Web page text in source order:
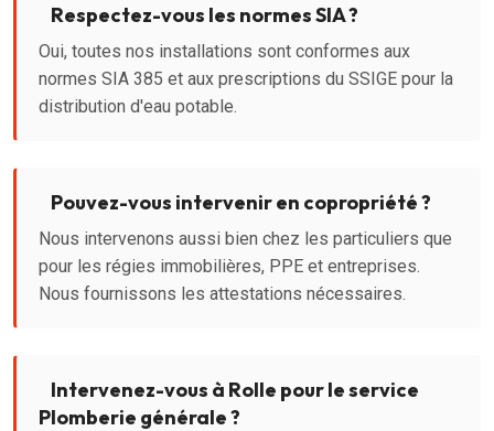
Respectez-vous les normes SIA ?
Oui, toutes nos installations sont conformes aux
normes SIA 385 et aux prescriptions du SSIGE pour la
distribution d'eau potable.
Pouvez-vous intervenir en copropriété ?
Nous intervenons aussi bien chez les particuliers que
pour les régies immobilières, PPE et entreprises.
Nous fournissons les attestations nécessaires.
Intervenez-vous à Rolle pour le service
Plomberie générale ?